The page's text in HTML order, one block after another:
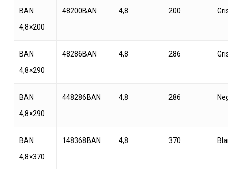
BAN
4,8×200
48200BAN 4,8 200
BAN
4,8×290
48286BAN 4,8 286
BAN
4,8×290
448286BAN 4,8 286
BAN
4,8×370
148368BAN 4,8 370